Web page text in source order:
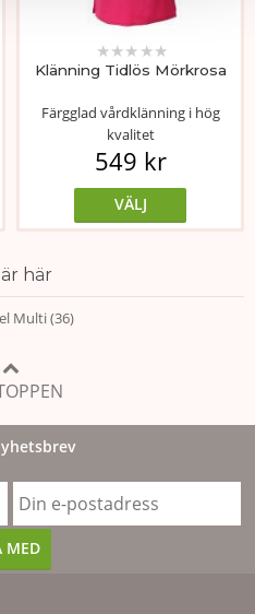
Klänning Tidlös Mörkrosa
★★★ ★★
Färgglad vårdklänning i hög
kvalitet
549 kr
VÄLJ
här
Multi (36)